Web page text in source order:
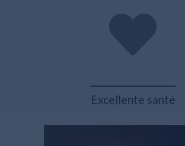
Excellente santé